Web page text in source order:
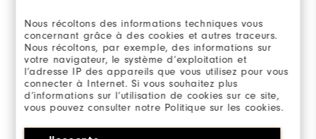
Nous récoltons des informations techniques vous
concernant grâce à des cookies et autres traceurs.
Nous récoltons, par exemple, des informations sur
votre navigateur, le système d’exploitation et
l’adresse IP des appareils que vous utilisez pour vous
connecter à Internet. Si vous souhaitez plus
d’informations sur l’utilisation de cookies sur ce site,
vous pouvez consulter notre Politique sur les cookies.
Overall Size
Runs Small Runs Large